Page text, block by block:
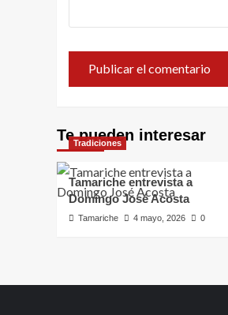
Te pueden interesar
Tradiciones
Tamariche entrevista a
Domingo José Acosta
Tamariche 4 mayo, 2026 0